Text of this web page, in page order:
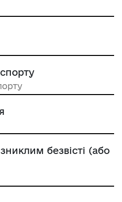
безвісті (або